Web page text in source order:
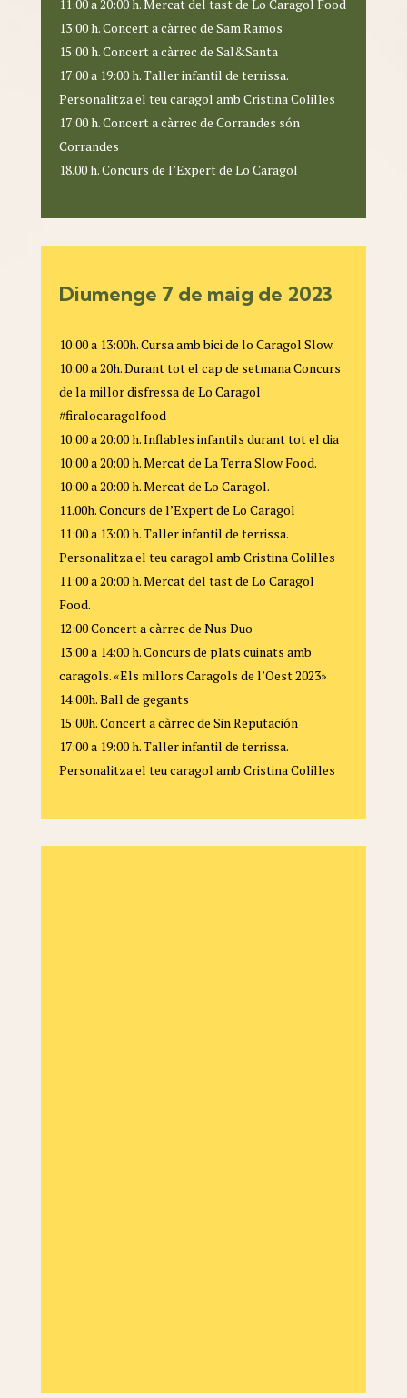
11:00 a 20:00 h. Mercat del tast de Lo Caragol Food
13:00 h. Concert a càrrec de Sam Ramos
15:00 h. Concert a càrrec de Sal&Santa
17:00 a 19:00 h. Taller infantil de terrissa.
Personalitza el teu caragol amb Cristina Colilles
17:00 h. Concert a càrrec de Corrandes són
Corrandes
18.00 h. Concurs de l’Expert de Lo Caragol
Diumenge 7 de maig de 2023
10:00 a 13:00h. Cursa amb bici de lo Caragol Slow.
10:00 a 20h. Durant tot el cap de setmana Concurs
de la millor disfressa de Lo Caragol
#firalocaragolfood
10:00 a 20:00 h. Inflables infantils durant tot el dia
10:00 a 20:00 h. Mercat de La Terra Slow Food.
10:00 a 20:00 h. Mercat de Lo Caragol.
11.00h. Concurs de l’Expert de Lo Caragol
11:00 a 13:00 h. Taller infantil de terrissa.
Personalitza el teu caragol amb Cristina Colilles
11:00 a 20:00 h. Mercat del tast de Lo Caragol
Food.
12:00 Concert a càrrec de Nus Duo
13:00 a 14:00 h. Concurs de plats cuinats amb
caragols. «Els millors Caragols de l’Oest 2023»
14:00h. Ball de gegants
15:00h. Concert a càrrec de Sin Reputación
17:00 a 19:00 h. Taller infantil de terrissa.
Personalitza el teu caragol amb Cristina Colilles